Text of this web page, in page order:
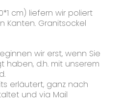
cm) liefern wir poliert
Kanten. Granitsockel
wir erst, wenn Sie
d.h. mit unserem
erläutert, ganz nach
und via Mail